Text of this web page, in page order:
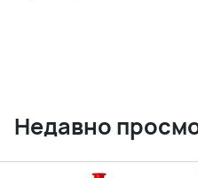
Недавно